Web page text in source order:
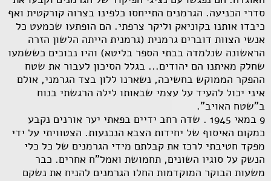
סדרי הכניעה. הגרמנים התייחסו כלפינו בצרוה קורקטית ואף
כיבדו אותנו בקוניאק וליקר צרפתי. הם הופתעו שכמעט כל
אנשי הצוות דוברים גרמנית (גרמנית הייתה הלשון הזרה
הראשונה שנלמדה בבתי הספר בליטא) והיו נבוכים כששמעו
שחלק מאיתנו הם יהודים... בגלל הסיכון לעבור את שטח
ההפקר הממוקש בחשיכה, נשארנו ללון בצד הגרמני, אולם
איני יכול להעיד על עצמי שבאותו לילה הרגשתי בנוח
ב"שטח האויב".
9 במאי 1945 . שדה רחב ידיים בפאתי יער אורנים נקבע
כמקום האיסוף של יחידות הצבא הנכנעות. הצטוויתי על ידי
מפקד חטיבתי לרכז את קבלתם מידי הגרמנים של כל כלי
הנשק על סוגיו השונים, תחמושת ואמל"ח אחרים. כבר
משעות הבוקר המוקדמות החלו הגרמנים להניח את נשקם